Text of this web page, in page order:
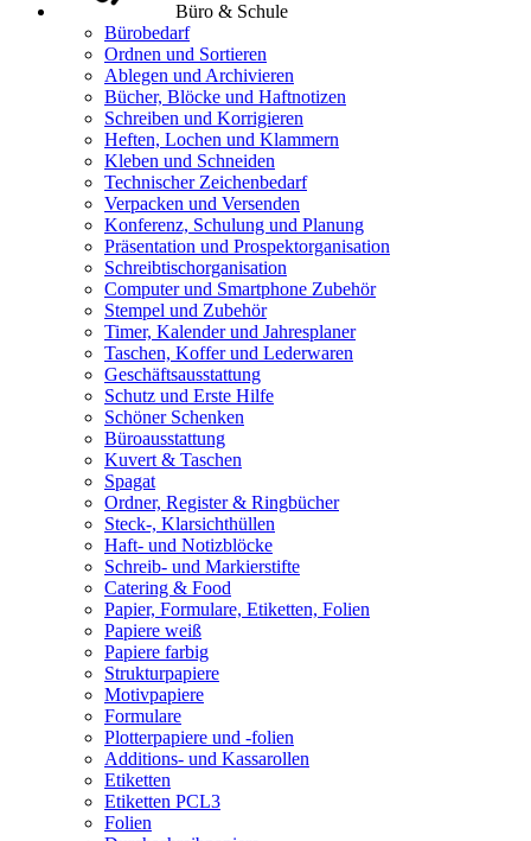
Büro & Schule
Bürobedarf
Ordnen und Sortieren
Ablegen und Archivieren
Bücher, Blöcke und Haftnotizen
Schreiben und Korrigieren
Heften, Lochen und Klammern
Kleben und Schneiden
Technischer Zeichenbedarf
Verpacken und Versenden
Konferenz, Schulung und Planung
Präsentation und Prospektorganisation
Schreibtischorganisation
Computer und Smartphone Zubehör
Stempel und Zubehör
Timer, Kalender und Jahresplaner
Taschen, Koffer und Lederwaren
Geschäftsausstattung
Schutz und Erste Hilfe
Schöner Schenken
Büroausstattung
Kuvert & Taschen
Spagat
Ordner, Register & Ringbücher
Steck-, Klarsichthüllen
Haft- und Notizblöcke
Schreib- und Markierstifte
Catering & Food
Papier, Formulare, Etiketten, Folien
Papiere weiß
Papiere farbig
Strukturpapiere
Motivpapiere
Formulare
Plotterpapiere und -folien
Additions- und Kassarollen
Etiketten
Etiketten PCL3
Folien